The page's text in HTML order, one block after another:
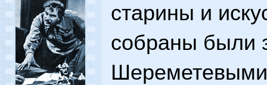
старины и
собраны были